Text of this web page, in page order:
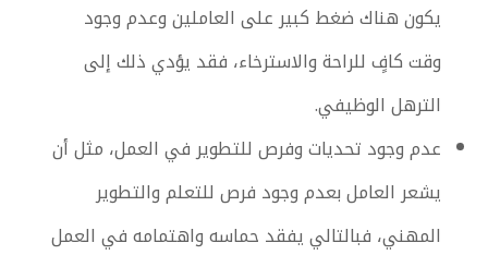
يكون هناك ضغط كبير على العاملين وعدم وجود
وقت كافٍ للراحة والاسترخاء، فقد يؤدي ذلك إلى
الترهل الوظيفي.
عدم وجود تحديات وفرص للتطوير في العمل، مثل أن
يشعر العامل بعدم وجود فرص للتعلم والتطوير
المهني، فبالتالي يفقد حماسه واهتمامه في العمل